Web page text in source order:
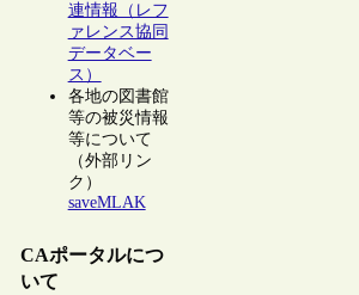
連情報（レフ
ァレンス協同
データベー
ス）
各地の図書館
等の被災情報
等について
（外部リン
ク）
saveMLAK
CAポータルにつ
いて